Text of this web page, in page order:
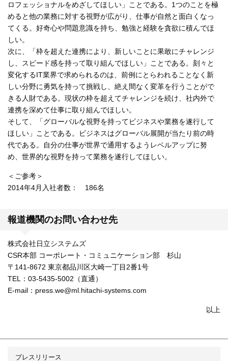
ロフェッショナルをめざしてほしい」ことである。1つのことを極
めると他の業務に対する視野が広がり、仕事が自然と面白くなっ
てくる。好奇心や問題意識を持ち、勉強と経験を貪欲に積んでほ
しい。
次に、「枠を超えた連携により、新しいことに果敢にチャレンジ
し、スピード感を持って取り組んでほしい」ことである。刻々と
変化するIT業界で求められるのは、前例にとらわれることなく新
しい分野に勇気を持って挑戦し、絶え間なく変革を行うことがで
きる人財である。現状の枠を超えてチャレンジを続け、社内外で
連携を深めて仕事に取り組んでほしい。
そして、「グローバルな視野を持ってビジネスや業務を遂行して
ほしい」ことである。ビジネスはグローバル展開が当たり前の時
代である。自分の仕事が世界で通用するようレベルアップに努
め、世界的な視野を持って業務を遂行してほしい。
＜ご参考＞
2014年4月入社者数： 186名
報道機関のお問い合わせ先
株式会社日立システムズ
CSR本部 コーポレート・コミュニケーション部 杉山
〒141-8672 東京都品川区大崎一丁目2番1号
TEL：03-5435-5002（直通）
E-mail：press.we@ml.hitachi-systems.com
以上
プレスリリース